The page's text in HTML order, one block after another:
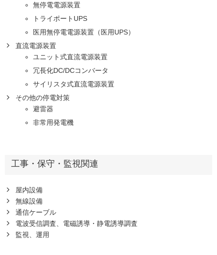
無停電電源装置
トライポートUPS
医用無停電電源装置（医用UPS）
直流電源装置
ユニット式直流電源装置
冗長化DC/DCコンバータ
サイリスタ式直流電源装置
その他の停電対策
避雷器
非常用発電機
工事・保守・監視関連
屋内設備
無線設備
通信ケーブル
電波受信調査、電磁誘導・静電誘導調査
監視、運用